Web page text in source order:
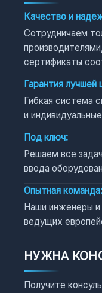
Качество и
Сотрудничаем
сертификаты
Гарантия лучшей
Гибкая система
и
Под ключ:
Решаем все
ввода
Опытная команда:
Наши инженеры и
ведущих
НУЖНА
Получите